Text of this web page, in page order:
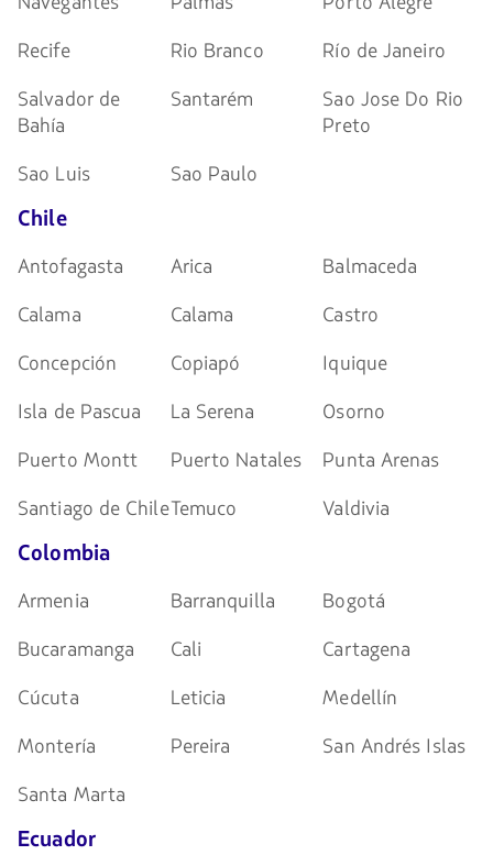
Recife
Rio Branco
Río de Janeiro
Salvador de
Bahía
Santarém
Sao Jose Do Rio
Preto
Sao Luis
Sao Paulo
Chile
Antofagasta Arica
Balmaceda
Calama
Calama
Castro
Concepción
Copiapó
Iquique
Isla de Pascua
La Serena
Osorno
Puerto Montt
Puerto Natales
Punta Arenas
Santiago de ChileTemuco Valdivia
Colombia
Armenia Barranquilla
Bogotá
Bucaramanga
Cali
Cartagena
Cúcuta
Leticia
Medellín
Montería
Pereira
San Andrés Islas
Santa Marta
Ecuador